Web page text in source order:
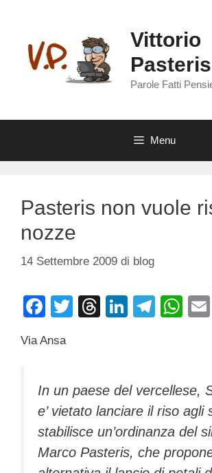
contenuto
Vittorio
Pasteris
Parole Fatti
Menu
Pasteris non vuole
nozze
14 Settembre 2009 di blog
F
c
b
o
o
k
T
T
d
s
Li
dI
n
T
a
m
W
A
p
p
Via Ansa
In un paese del vercellese,
e’ vietato lanciare il riso agli
stabilisce un’ordinanza del
Marco Pasteris, che